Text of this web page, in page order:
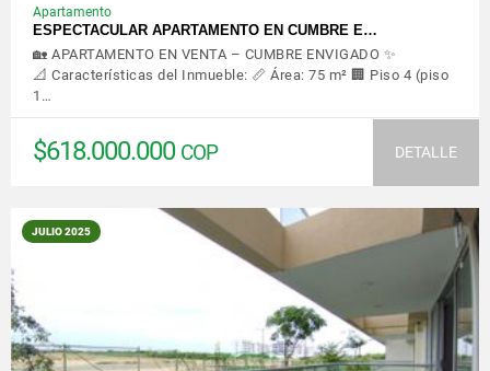
Apartamento
ESPECTACULAR APARTAMENTO EN CUMBRE E…
🏡 APARTAMENTO EN VENTA – CUMBRE ENVIGADO ✨
📐 Características del Inmueble: 📏 Área: 75 m² 🏢 Piso 4 (piso
1…
$618.000.000 COP DETALLE
JULIO 2025
VER DETALLES